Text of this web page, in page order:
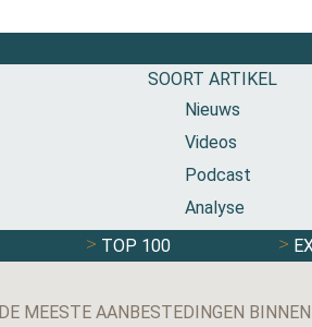
SOORT ARTIKEL
Nieuws
Videos
Podcast
Analyse
TOP 100
MEESTE AANBESTEDINGEN